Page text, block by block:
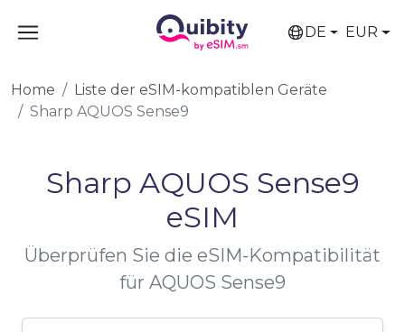
DE EUR
Home
Liste der eSIM-kompatiblen Geräte
Sharp AQUOS Sense9
Sharp AQUOS Sense9
eSIM
Überprüfen Sie die eSIM-Kompatibilität
für AQUOS Sense9